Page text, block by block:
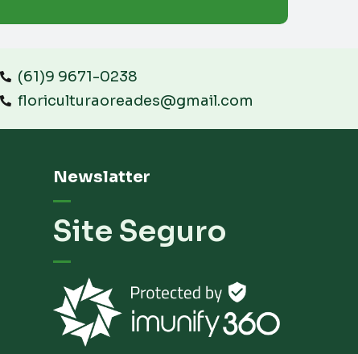
(61)9 9671-0238
floriculturaoreades@gmail.com
Newslatter
Site Seguro